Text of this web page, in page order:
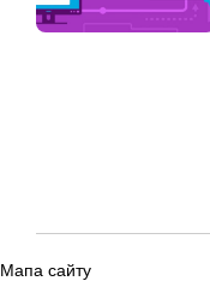
Мапа сайту